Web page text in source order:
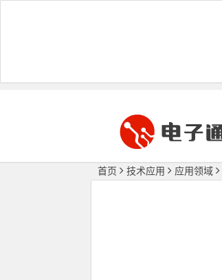
首页 技术应用 应用领域